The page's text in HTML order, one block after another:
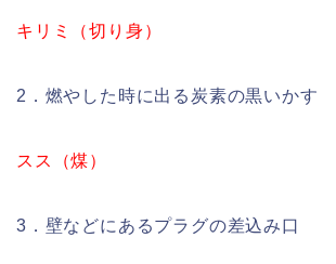
キリミ（切り身）
2．燃やした時に出る炭素の黒いかす
スス（煤）
3．壁などにあるプラグの差込み口